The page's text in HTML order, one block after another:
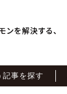
記事を探す